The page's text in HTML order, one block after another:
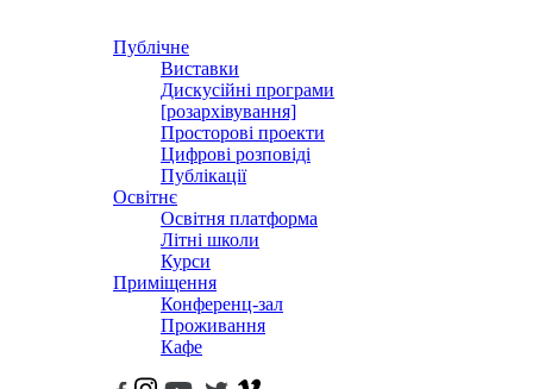
Публічне
Виставки
Дискусійні програми
[розархівування]
Просторові проекти
Цифрові розповіді
Публікації
Освітнє
Освітня платформа
Літні школи
Курси
Приміщення
Конференц-зал
Проживання
Кафе